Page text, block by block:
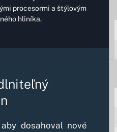
procesormi a štýlovým
hliníka.
dosahoval nové